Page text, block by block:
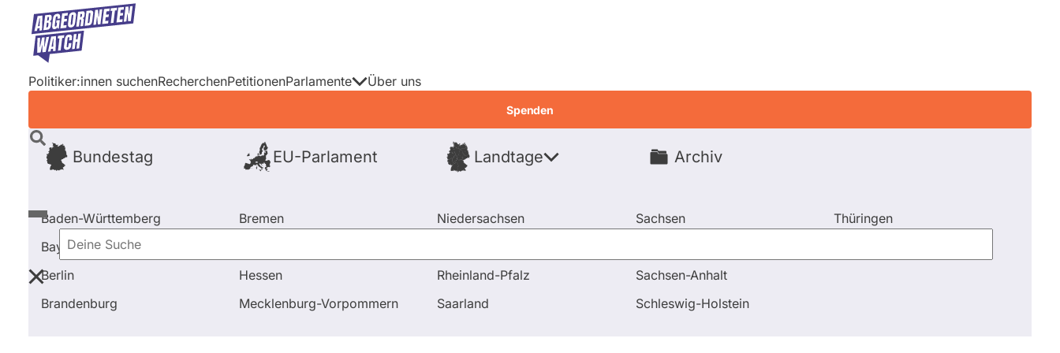
Direkt
Inhalt
Politiker:innen suchenRecherchenPetitionenParlamente
Bundestag EU-Parlament Landtage
Baden-Württemberg
Bayern
Berlin
Brandenburg
Bremen
Hessen
Mecklenburg-Vorpommern
Niedersachsen
Rheinland-Pfalz
Saarland
Sachsen
Sachsen-Anhalt
Schleswig-Holstein
Thüringen
Archiv
Über uns
Spenden
Deine
Suche
Startseite Frage stellen Ates Gürpinar